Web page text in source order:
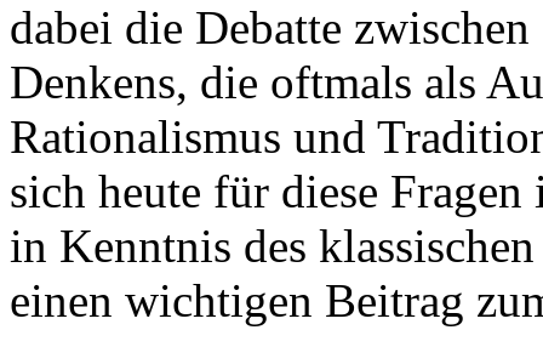
dabei die Debatte
Denkens, die oftmals als
Rationalismus und
sich heute für diese
in Kenntnis des
einen wichtigen Beitrag